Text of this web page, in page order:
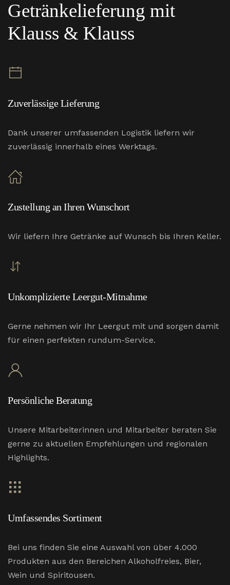
Getränkelieferung mit
Klauss & Klauss
Zuverlässige Lieferung
Dank unserer umfassenden Logistik liefern wir
zuverlässig innerhalb eines Werktags.
Zustellung an Ihren Wunschort
Wir liefern Ihre Getränke auf Wunsch bis Ihren Keller.
Unkomplizierte Leergut-Mitnahme
Gerne nehmen wir Ihr Leergut mit und sorgen damit
für einen perfekten rundum-Service.
Persönliche Beratung
Unsere Mitarbeiterinnen und Mitarbeiter beraten Sie
gerne zu aktuellen Empfehlungen und regionalen
Highlights.
Umfassendes Sortiment
Bei uns finden Sie eine Auswahl von über 4.000
Produkten aus den Bereichen Alkoholfreies, Bier,
Wein und Spiritousen.